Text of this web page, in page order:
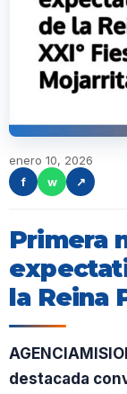
enero 10, 2026
f
w ↗
Primera
la Reina
destacada